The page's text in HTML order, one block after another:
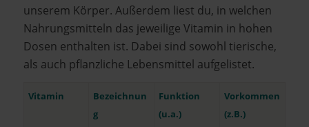
unserem Körper. Außerdem liest du, in welchen
Nahrungsmitteln das jeweilige Vitamin in hohen
Dosen enthalten ist. Dabei sind sowohl tierische,
als auch pflanzliche Lebensmittel aufgelistet.
Vitamin
Bezeichnun
g
Funktion
(u.a.)
Vorkommen
(z.B.)